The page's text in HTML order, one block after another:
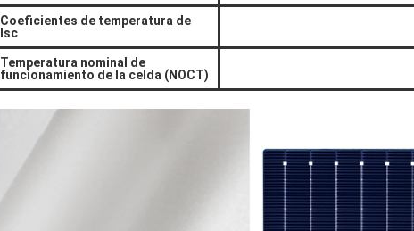
Coeficientes de temperatura de
Isc
Temperatura nominal de
funcionamiento de la celda (NOCT)